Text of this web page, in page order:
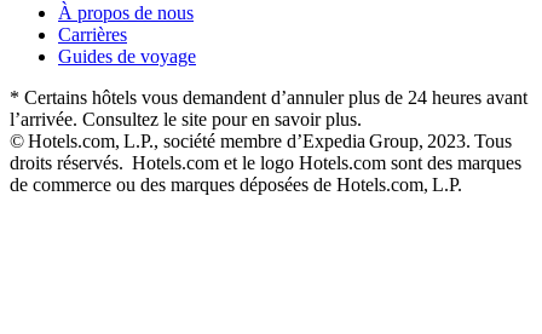
À propos de nous
Carrières
Guides de voyage
* Certains hôtels vous demandent d’annuler plus de 24 heures avant
l’arrivée. Consultez le site pour en savoir plus.
© Hotels.com, L.P., société membre d’Expedia Group, 2023. Tous
droits réservés. Hotels.com et le logo Hotels.com sont des marques
de commerce ou des marques déposées de Hotels.com, L.P.